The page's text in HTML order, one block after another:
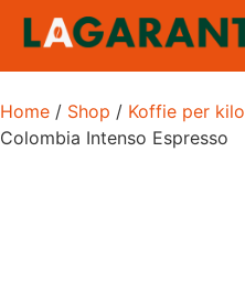
Home / Shop / Koffie per kilo
Colombia Intenso Espresso